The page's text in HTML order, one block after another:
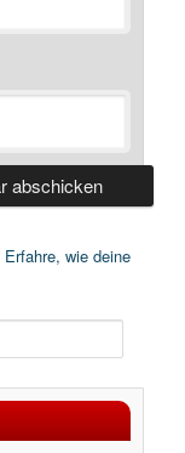
Erfahre, wie deine